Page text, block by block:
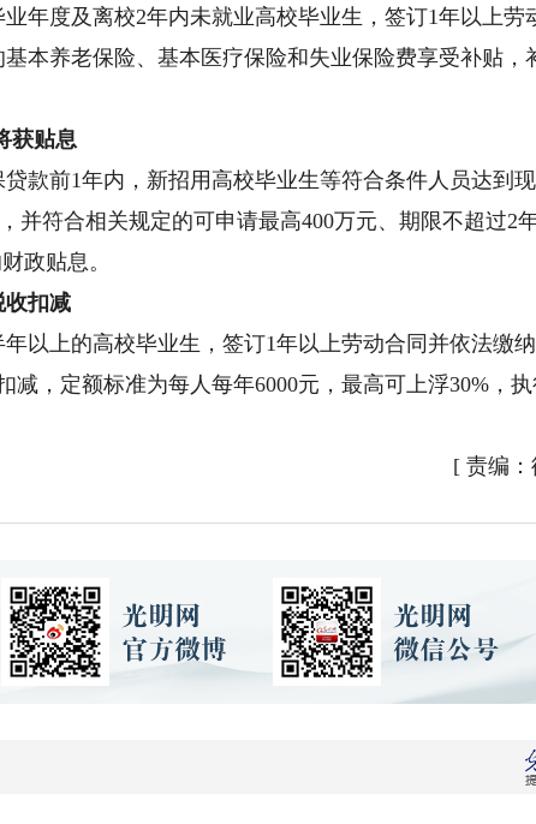
度及离校2年内未就业高校毕业生，签订1年以上劳
本养老保险、基本医疗保险和失业保险费享受补贴，
获贴息
前1年内，新招用高校毕业生等符合条件人员达到
并符合相关规定的可申请最高400万元、期限不超过2
政贴息。
收扣减
上的高校毕业生，签订1年以上劳动合同并依法缴
减，定额标准为每人每年6000元，最高可上浮30%，执
[ 责编：